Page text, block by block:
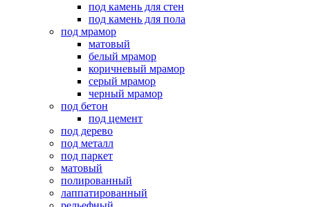
под камень для стен
под камень для пола
под мрамор
матовый
белый мрамор
коричневый мрамор
серый мрамор
черный мрамор
под бетон
под цемент
под дерево
под металл
под паркет
матовый
полированный
лаппатированный